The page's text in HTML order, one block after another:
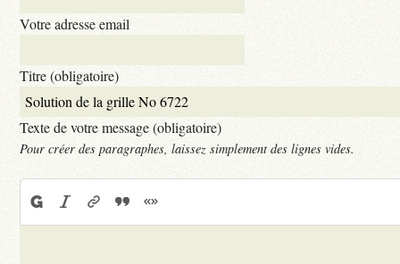
Votre adresse email
Titre (obligatoire)
Texte de votre message (obligatoire)
Pour créer des paragraphes, laissez simplement des lignes vides.